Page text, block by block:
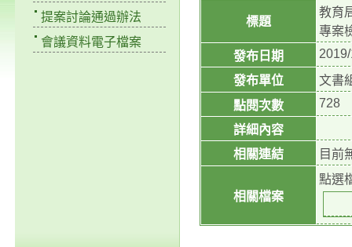
提案討論通過辦法
會議資料電子檔案
標題
教育
專案
發布日期
發布單位
文書
點閱次數
728
詳細內容
相關連結
目前
相關檔案
點選